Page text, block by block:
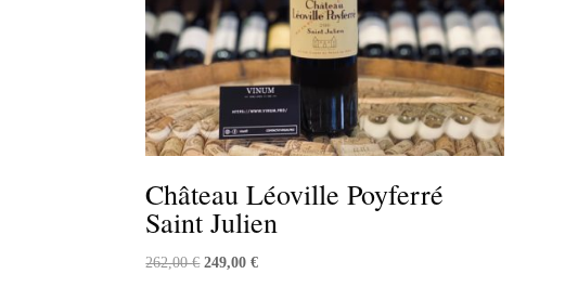
Château Léoville Poyferré
Saint Julien
262,00€ Le
249,00€Le